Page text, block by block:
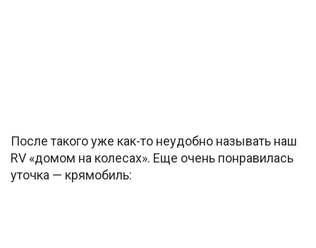
После такого уже как-то неудобно называть наш
RV «домом на колесах». Еще очень понравилась
уточка — крямобиль: